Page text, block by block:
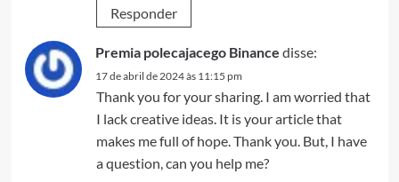
Responder
Premia polecajacego Binance disse:
17 de abril de 2024 às 11:15 pm
Thank you for your sharing. I am worried that
I lack creative ideas. It is your article that
makes me full of hope. Thank you. But, I have
a question, can you help me?